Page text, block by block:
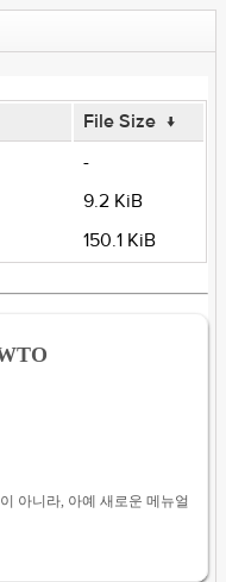
File Size ↓
-
9.2 KiB
150.1 KiB
아니라, 아예 새로운 메뉴얼